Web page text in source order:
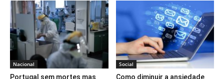
Nacional
Portugal sem mortes mas
Social
Como diminuir a ansiedade